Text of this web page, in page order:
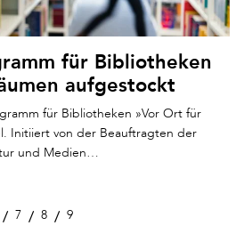
für Bibliotheken
aufgestockt
für Bibliotheken »Vor Ort für
Initiiert von der Beauftragten der
und Medien…
7 8 9